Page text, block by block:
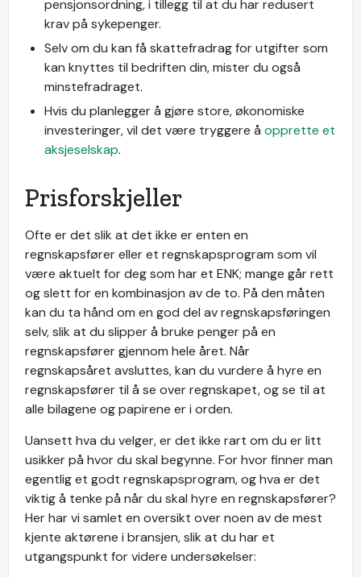
pensjonsordning, i tillegg til at du har redusert
krav på sykepenger.
Selv om du kan få skattefradrag for utgifter som
kan knyttes til bedriften din, mister du også
minstefradraget.
Hvis du planlegger å gjøre store, økonomiske
investeringer, vil det være tryggere å opprette et
aksjeselskap.
Prisforskjeller
Ofte er det slik at det ikke er enten en
regnskapsfører eller et regnskapsprogram som vil
være aktuelt for deg som har et ENK; mange går rett
og slett for en kombinasjon av de to. På den måten
kan du ta hånd om en god del av regnskapsføringen
selv, slik at du slipper å bruke penger på en
regnskapsfører gjennom hele året. Når
regnskapsåret avsluttes, kan du vurdere å hyre en
regnskapsfører til å se over regnskapet, og se til at
alle bilagene og papirene er i orden.
Uansett hva du velger, er det ikke rart om du er litt
usikker på hvor du skal begynne. For hvor finner man
egentlig et godt regnskapsprogram, og hva er det
viktig å tenke på når du skal hyre en regnskapsfører?
Her har vi samlet en oversikt over noen av de mest
kjente aktørene i bransjen, slik at du har et
utgangspunkt for videre undersøkelser: